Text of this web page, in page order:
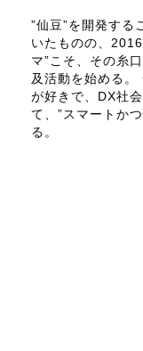
”仙豆”を開発する
いたものの、
マ”こそ、その糸
及活動を始める。
が好きで、DX社
て、”スマートか
る。